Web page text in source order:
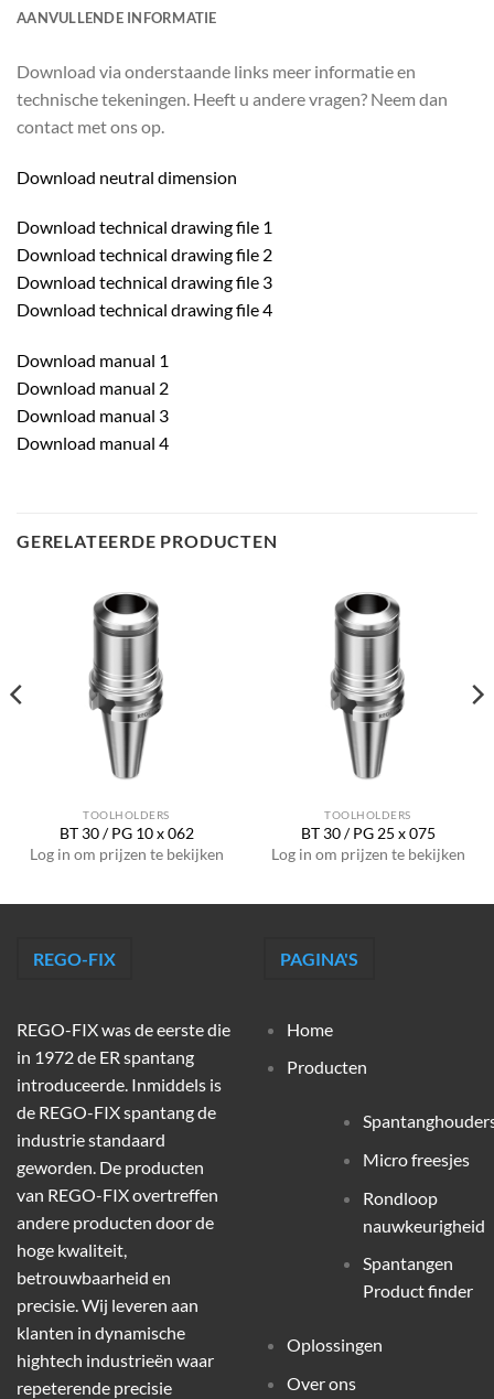
AANVULLENDE INFORMATIE
Download via onderstaande links meer informatie en
technische tekeningen. Heeft u andere vragen? Neem dan
contact met ons op.
Download neutral dimension
Download technical drawing file 1
Download technical drawing file 2
Download technical drawing file 3
Download technical drawing file 4
Download manual 1
Download manual 2
Download manual 3
Download manual 4
GERELATEERDE PRODUCTEN
TOOLHOLDERS
BT 30 / PG 10 x 062
Log in om prijzen te bekijken
TOOLHOLDERS
BT 30 / PG 25 x 075
Log in om prijzen te bekijken
REGO-FIX
REGO-FIX was de eerste die
in 1972 de ER spantang
introduceerde. Inmiddels is
de REGO-FIX spantang de
industrie standaard
geworden. De producten
van REGO-FIX overtreffen
andere producten door de
hoge kwaliteit,
betrouwbaarheid en
precisie. Wij leveren aan
klanten in dynamische
hightech industrieën waar
repeterende precisie
PAGINA'S
Home
Producten
Micro freesjes
Rondloop
nauwkeurigheid
Spantangen
Product finder
Oplossingen
Over ons